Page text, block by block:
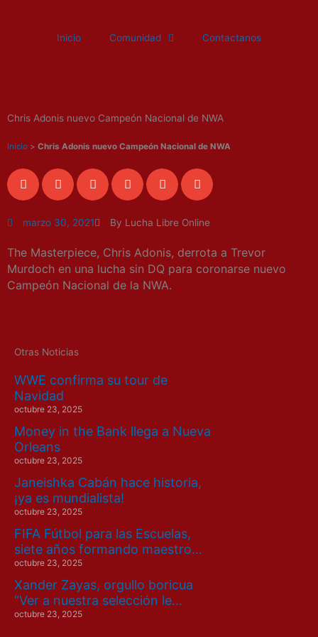
Inicio Comunidad Contactanos
Chris Adonis nuevo Campeón Nacional de NWA
Inicio > Chris Adonis nuevo Campeón Nacional de NWA
marzo 30, 2021 By Lucha Libre Online
The Masterpiece, Chris Adonis, derrota a Trevor
Murdoch en una lucha sin DQ para coronarse nuevo
Campeón Nacional de la NWA.
Otras Noticias
WWE confirma su tour de
Navidad
octubre 23, 2025
Money in the Bank llega a Nueva
Orleans
octubre 23, 2025
Janeishka Cabán hace historia,
¡ya es mundialista!
octubre 23, 2025
FIFA Fútbol para las Escuelas,
siete años formando maestro…
octubre 23, 2025
Xander Zayas, orgullo boricua
“Ver a nuestra selección le…
octubre 23, 2025